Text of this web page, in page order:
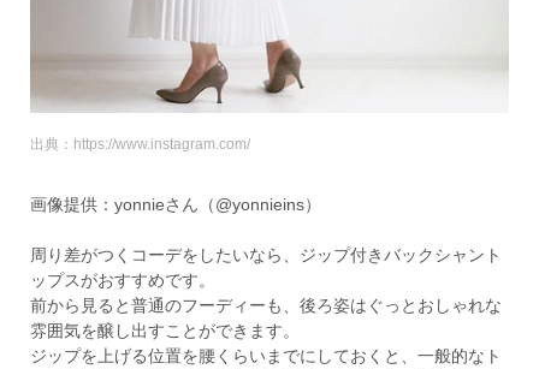
出典：https://www.instagram.com/
画像提供：yonnieさん（@yonnieins）
周り差がつくコーデをしたいなら、ジップ付きバックシャント
ップスがおすすめです。
前から見ると普通のフーディーも、後ろ姿はぐっとおしゃれな
雰囲気を醸し出すことができます。
ジップを上げる位置を腰くらいまでにしておくと、一般的なト